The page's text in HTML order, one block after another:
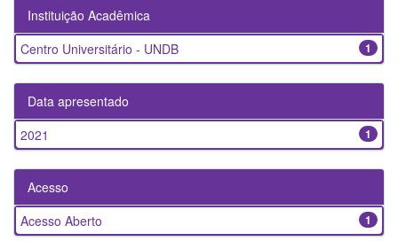
Instituição Acadêmica
1
Centro Universitário - UNDB
Data apresentado
1
2021
Acesso
1
Acesso Aberto